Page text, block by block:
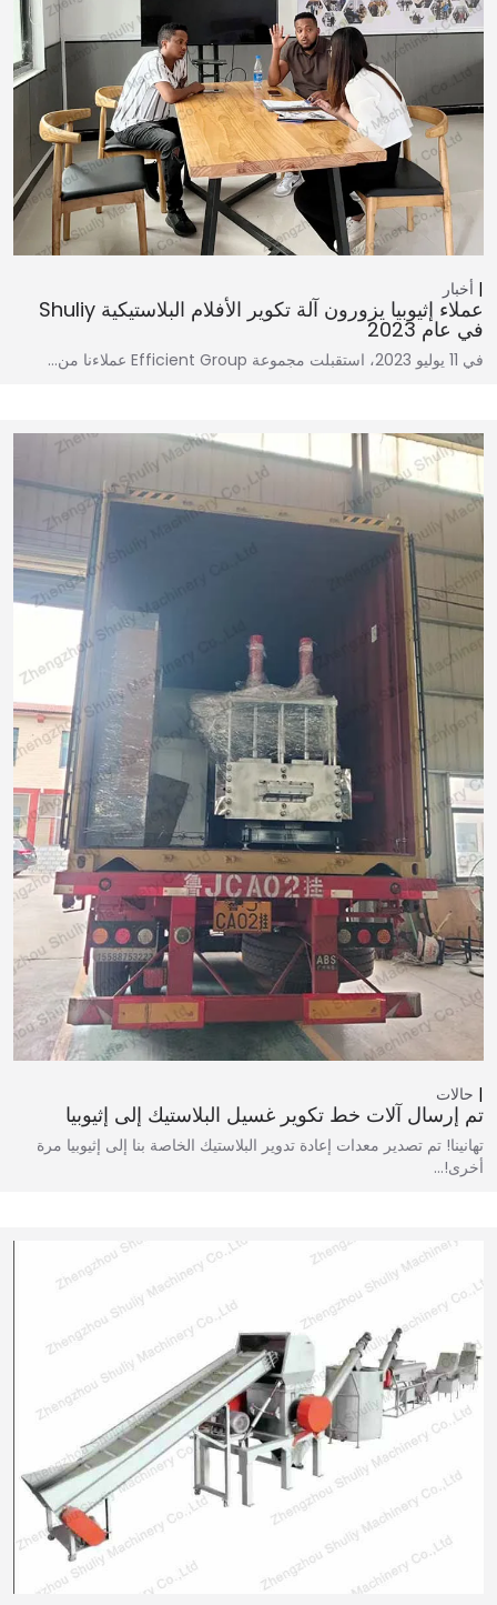
أخبار
عملاء إثيوبيا يزورون آلة تكوير الأفلام البلاستيكية Shuliy
في عام 2023
في 11 يوليو 2023، استقبلت مجموعة Efficient Group عملاءنا من…
حالات
تم إرسال آلات خط تكوير غسيل البلاستيك إلى إثيوبيا
تهانينا! تم تصدير معدات إعادة تدوير البلاستيك الخاصة بنا إلى إثيوبيا مرة
أخرى!…